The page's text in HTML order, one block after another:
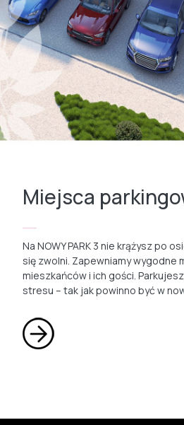
Miejsca
Na NOWY PARK 3 nie krążysz po
się zwolni. Zapewniamy
mieszkańców i ich gości.
stresu – tak jak powinno być w